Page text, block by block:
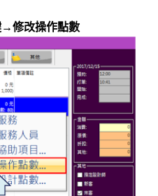
→修改操作點數